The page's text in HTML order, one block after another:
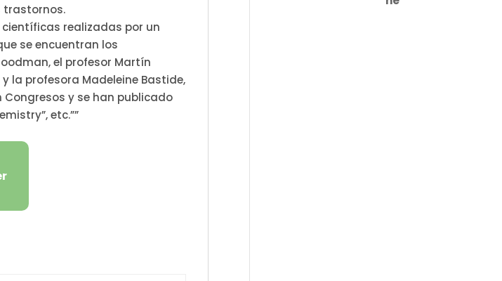
trastornos.
realizadas por un
se encuentran los
el profesor Martín
la profesora Madeleine Bastide,
y se han publicado
etc.””